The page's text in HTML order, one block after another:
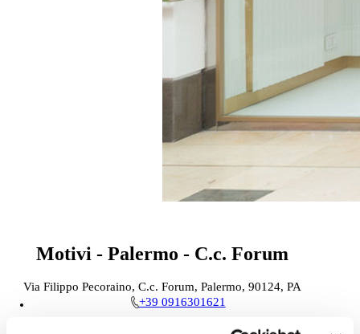
Motivi - Palermo - C.c. Forum
Via Filippo Pecoraino, C.c. Forum, Palermo, 90124, PA
+39 0916301621